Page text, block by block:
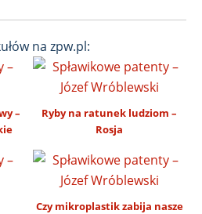
na zpw.pl:
–
Ryby na ratunek ludziom –
Rosja
Czy mikroplastik zabija nasze